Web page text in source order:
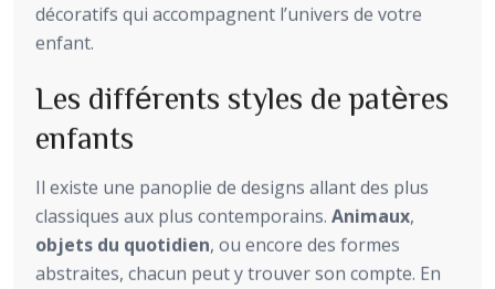
décoratifs qui accompagnent l’univers de votre
enfant.
Les différents styles de patères
enfants
Il existe une panoplie de designs allant des plus
classiques aux plus contemporains. Animaux,
objets du quotidien, ou encore des formes
abstraites, chacun peut y trouver son compte. En